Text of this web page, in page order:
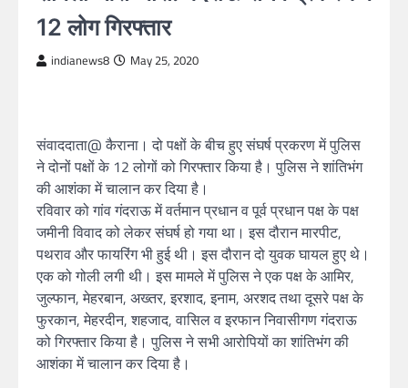
12 लोग गिरफ्तार
indianews8 May 25, 2020
संवाददाता@ कैराना। दो पक्षों के बीच हुए संघर्ष प्रकरण में पुलिस
ने दोनों पक्षों के 12 लोगों को गिरफ्तार किया है। पुलिस ने शांतिभंग
की आशंका में चालान कर दिया है।
रविवार को गांव गंदराऊ में वर्तमान प्रधान व पूर्व प्रधान पक्ष के पक्ष
जमीनी विवाद को लेकर संघर्ष हो गया था। इस दौरान मारपीट,
पथराव और फायरिंग भी हुई थी। इस दौरान दो युवक घायल हुए थे।
एक को गोली लगी थी। इस मामले में पुलिस ने एक पक्ष के आमिर,
जुल्फान, मेहरबान, अख्तर, इरशाद, इनाम, अरशद तथा दूसरे पक्ष के
फुरकान, मेहरदीन, शहजाद, वासिल व इरफान निवासीगण गंदराऊ
को गिरफ्तार किया है। पुलिस ने सभी आरोपियों का शांतिभंग की
आशंका में चालान कर दिया है।